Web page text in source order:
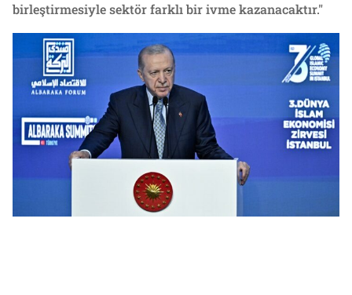
birleştirmesiyle sektör farklı bir ivme kazanacaktır."